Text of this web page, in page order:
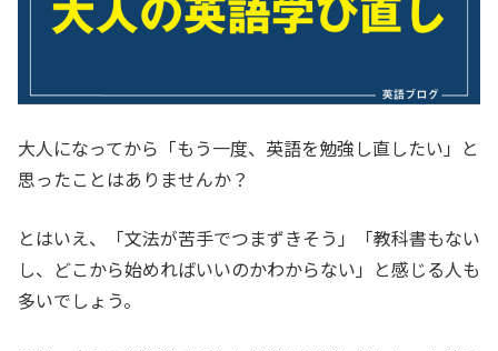
大人になってから「もう一度、英語を勉強し直したい」と
思ったことはありませんか？
とはいえ、「文法が苦手でつまずきそう」「教科書もない
し、どこから始めればいいのかわからない」と感じる人も
多いでしょう。